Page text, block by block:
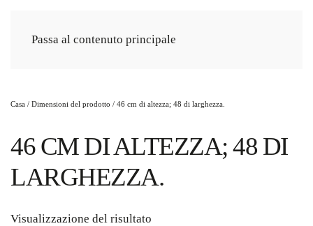
Passa al contenuto principale
Casa / Dimensioni del prodotto / 46 cm di altezza; 48 di larghezza.
46 CM DI ALTEZZA; 48 DI
LARGHEZZA.
Visualizzazione del risultato